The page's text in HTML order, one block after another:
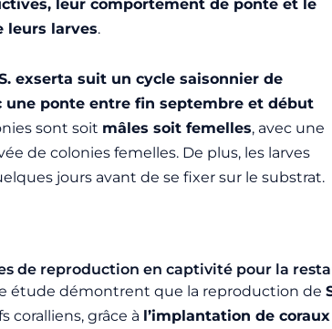
leur comportement de ponte et le
leurs larves.
exserta suit un cycle saisonnier de
une ponte entre fin septembre et début
sont soit mâles soit femelles, avec une
de colonies femelles. De plus, les larves
jours avant de se fixer sur le substrat.
de reproduction en captivité pour la
étude démontrent que la reproduction de
coralliens, grâce à l’implantation de